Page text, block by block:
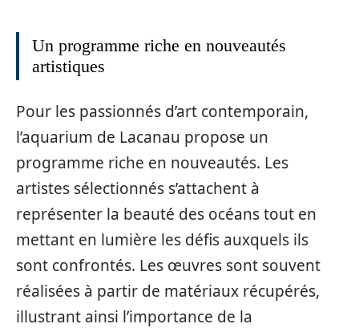
Un programme riche en nouveautés
artistiques
Pour les passionnés d’art contemporain,
l’aquarium de Lacanau propose un
programme riche en nouveautés. Les
artistes sélectionnés s’attachent à
représenter la beauté des océans tout en
mettant en lumière les défis auxquels ils
sont confrontés. Les œuvres sont souvent
réalisées à partir de matériaux récupérés,
illustrant ainsi l’importance de la